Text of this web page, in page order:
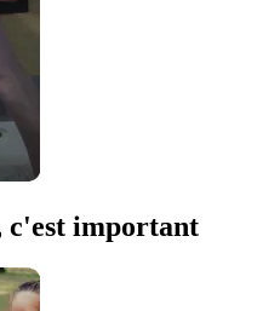
c'est important